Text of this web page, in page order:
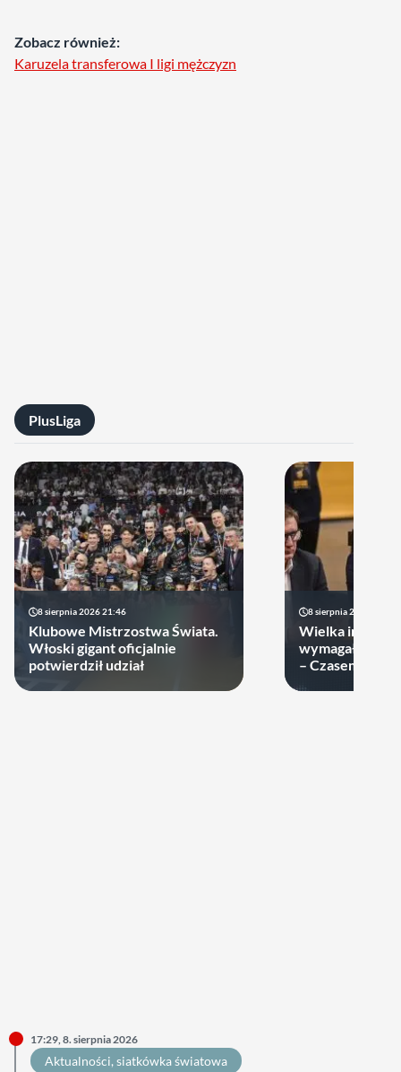
Zobacz również:
Karuzela transferowa I ligi mężczyzn
PlusLiga
8 sierpnia 2026 21:46
Klubowe Mistrzostwa Świata.
Włoski gigant oficjalnie
potwierdził udział
8 sierpnia 2026 19:22
Wielka impreza
wymagała
– Czasem
17:29, 8. sierpnia 2026
Aktualności, siatkówka światowa